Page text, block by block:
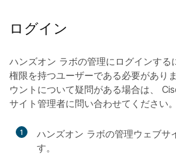
ログイン
ハンズオン ラボの管理にログインする
権限を持つユーザーである必要があり
ウントについて疑問がある場合は、
サイト管理者に問い合わせてください。
1
ハンズオン ラボの管理ウェブサ
す。